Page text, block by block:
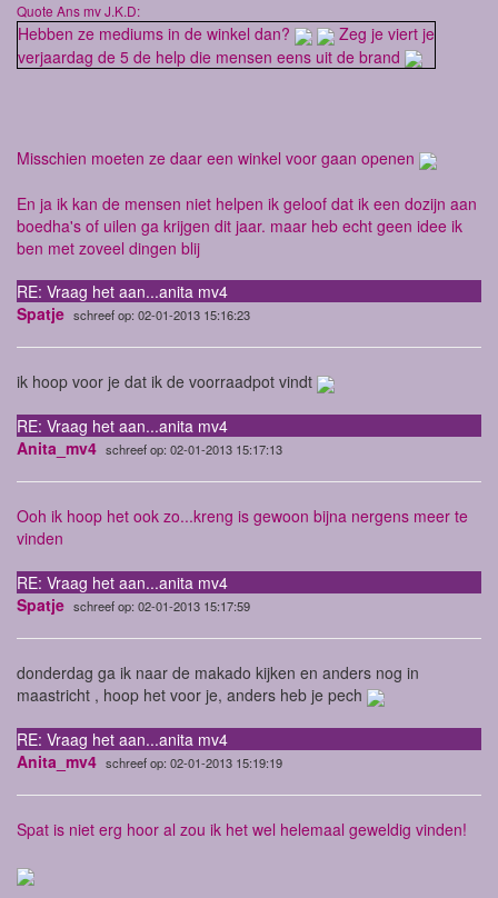
Quote Ans mv J.K.D:
Hebben ze mediums in de winkel dan?
Zeg je viert je
verjaardag de 5 de help die mensen eens uit de brand
Misschien moeten ze daar een winkel voor gaan openen
En ja ik kan de mensen niet helpen ik geloof dat ik een dozijn aan
boedha's of uilen ga krijgen dit jaar. maar heb echt geen idee ik
ben met zoveel dingen blij
RE: Vraag het aan...anita mv4
Spatje schreef op: 02-01-2013 15:16:23
ik hoop voor je dat ik de voorraadpot vindt
RE: Vraag het aan...anita mv4
Anita_mv4 schreef op: 02-01-2013 15:17:13
Ooh ik hoop het ook zo...kreng is gewoon bijna nergens meer te
vinden
RE: Vraag het aan...anita mv4
Spatje schreef op: 02-01-2013 15:17:59
donderdag ga ik naar de makado kijken en anders nog in
maastricht , hoop het voor je, anders heb je pech
RE: Vraag het aan...anita mv4
Anita_mv4 schreef op: 02-01-2013 15:19:19
Spat is niet erg hoor al zou ik het wel helemaal geweldig vinden!